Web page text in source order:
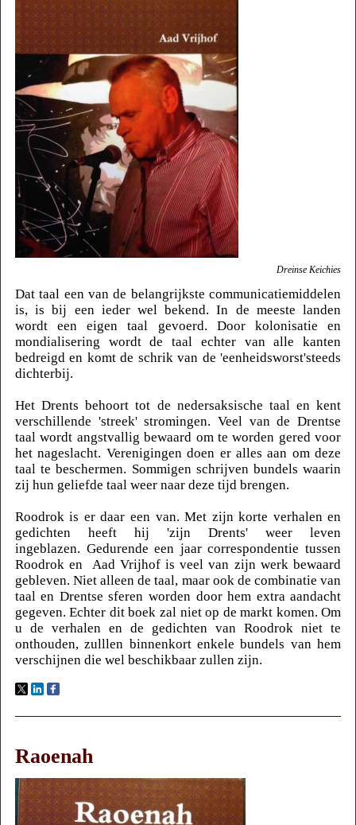
Dreinse Keichies
Dat taal een van de belangrijkste communicatiemiddelen
is, is bij een ieder wel bekend. In de meeste landen
wordt een eigen taal gevoerd. Door kolonisatie en
mondialisering wordt de taal echter van alle kanten
bedreigd en komt de schrik van de 'eenheidsworst'steeds
dichterbij.
Het Drents behoort tot de nedersaksische taal en kent
verschillende 'streek' stromingen. Veel van de Drentse
taal wordt angstvallig bewaard om te worden gered voor
het nageslacht. Verenigingen doen er alles aan om deze
taal te beschermen. Sommigen schrijven bundels waarin
zij hun geliefde taal weer naar deze tijd brengen.
Roodrok is er daar een van. Met zijn korte verhalen en
gedichten heeft hij 'zijn Drents' weer leven
ingeblazen. Gedurende een jaar correspondentie tussen
Roodrok en Aad Vrijhof is veel van zijn werk bewaard
gebleven. Niet alleen de taal, maar ook de combinatie van
taal en Drentse sferen worden door hem extra aandacht
gegeven. Echter dit boek zal niet op de markt komen. Om
u de verhalen en de gedichten van Roodrok niet te
onthouden, zulllen binnenkort enkele bundels van hem
verschijnen die wel beschikbaar zullen zijn.
Raoenah